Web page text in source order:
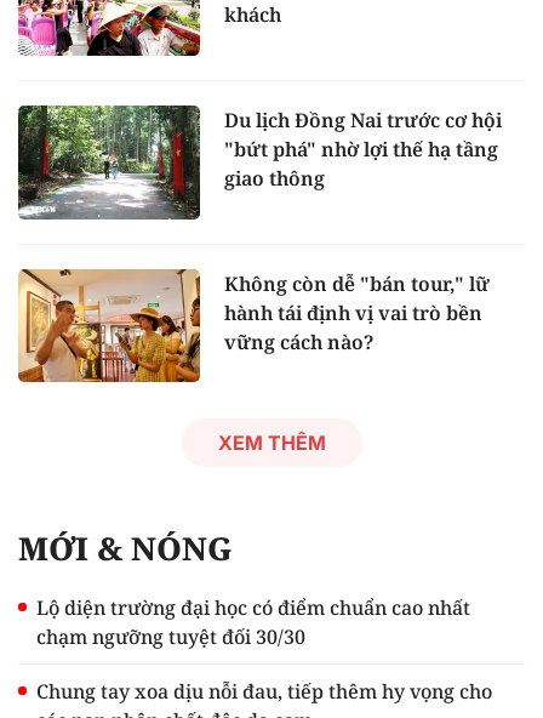
khách
Du lịch Đồng Nai trước cơ hội
"bứt phá" nhờ lợi thế hạ tầng
giao thông
Không còn dễ "bán tour," lữ
hành tái định vị vai trò bền
vững cách nào?
XEM THÊM
MỚI & NÓNG
Lộ diện trường đại học có điểm chuẩn cao nhất
chạm ngưỡng tuyệt đối 30/30
Chung tay xoa dịu nỗi đau, tiếp thêm hy vọng cho